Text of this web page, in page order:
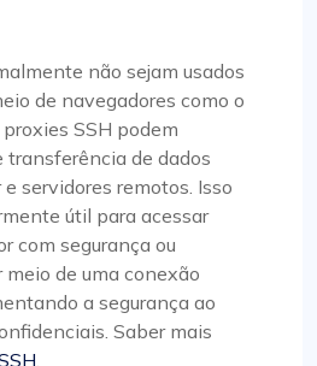
não sejam usados
de navegadores como o
SSH podem
transferência de dados
servidores remotos. Isso
útil para acessar
com segurança ou
de uma conexão
a segurança ao
Saber mais
.